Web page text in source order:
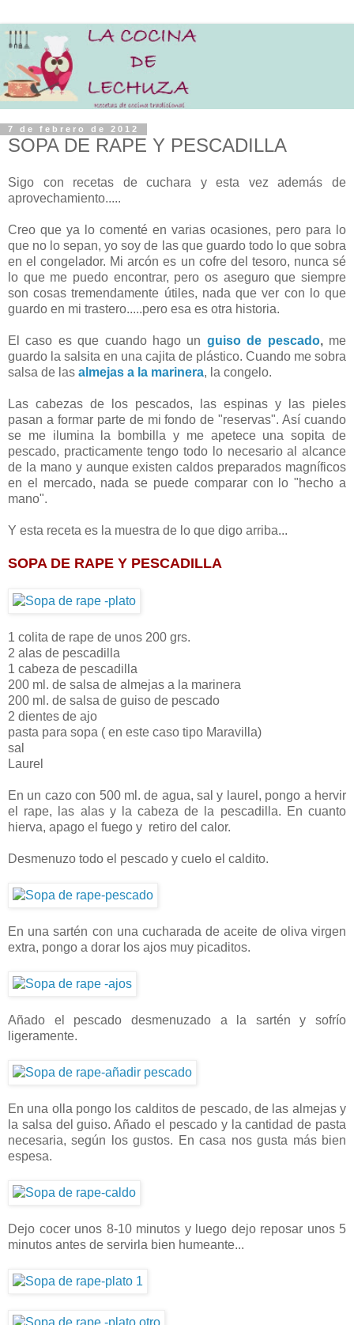
7 de febrero de 2012
SOPA DE RAPE Y PESCADILLA
Sigo con recetas de cuchara y esta vez además de
aprovechamiento.....
Creo que ya lo comenté en varias ocasiones, pero para lo
que no lo sepan, yo soy de las que guardo todo lo que sobra
en el congelador. Mi arcón es un cofre del tesoro, nunca sé
lo que me puedo encontrar, pero os aseguro que siempre
son cosas tremendamente útiles, nada que ver con lo que
guardo en mi trastero.....pero esa es otra historia.
El caso es que cuando hago un guiso de pescado,me
guardo la salsita en una cajita de plástico. Cuando me sobra
salsa de las almejas a la marinera, la congelo.
Las cabezas de los pescados, las espinas y las pieles
pasan a formar parte de mi fondo de "reservas". Así cuando
se me ilumina la bombilla y me apetece una sopita de
pescado, practicamente tengo todo lo necesario al alcance
de la mano y aunque existen caldos preparados magníficos
en el mercado, nada se puede comparar con lo "hecho a
mano".
Y esta receta es la muestra de lo que digo arriba...
SOPA DE RAPE Y PESCADILLA
1 colita de rape de unos 200 grs.
2 alas de pescadilla
1 cabeza de pescadilla
200 ml. de salsa de almejas a la marinera
200 ml. de salsa de guiso de pescado
2 dientes de ajo
pasta para sopa ( en este caso tipo Maravilla)
sal
Laurel
En un cazo con 500 ml. de agua, sal y laurel, pongo a hervir
el rape, las alas y la cabeza de la pescadilla. En cuanto
hierva, apago el fuego y retiro del calor.
Desmenuzo todo el pescado y cuelo el caldito.
En una sartén con una cucharada de aceite de oliva virgen
extra, pongo a dorar los ajos muy picaditos.
Añado el pescado desmenuzado a la sartén y sofrío
ligeramente.
En una olla pongo los calditos de pescado, de las almejas y
la salsa del guiso. Añado el pescado y la cantidad de pasta
necesaria, según los gustos. En casa nos gusta más bien
espesa.
Dejo cocer unos 8-10 minutos y luego dejo reposar unos 5
minutos antes de servirla bien humeante...